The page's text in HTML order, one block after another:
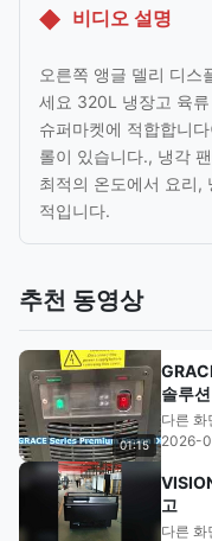
비디오 설명
오른쪽 앵글 델리 디스
세요 320L 냉장고 육
슈퍼마켓에 적합합니
롤이 있습니다., 냉각
최적의 온도에서 요리,
적입니다.
추천 동영상
01:15
솔루션
다른 화
2026-
고
다른 화